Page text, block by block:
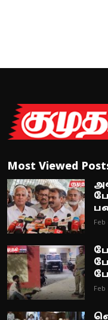
Most Viewed
Feb
Feb